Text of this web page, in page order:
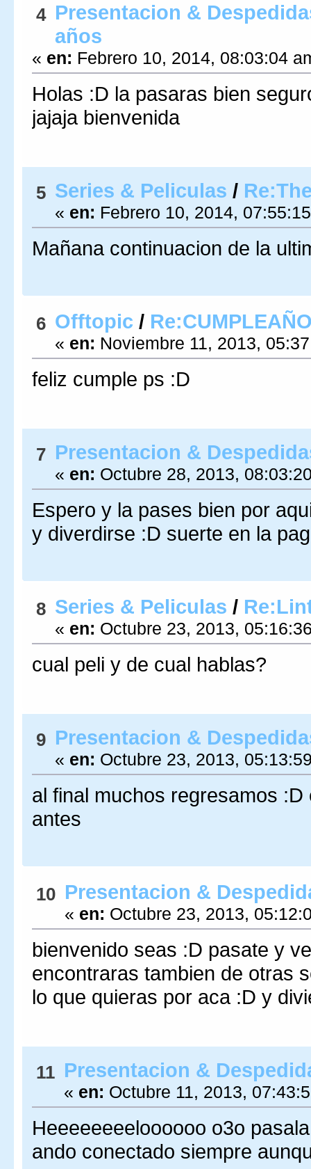
4 Presentacion &
años
« en: Febrero 10, 2014, 08:03:04
Holas :D la pasaras bien
jajaja bienvenida
5 Series & Peliculas /
« en: Febrero 10, 2014,
Mañana continuacion de la
6 Offtopic /
« en: Noviembre 11, 2013,
feliz cumple ps :D
7 Presentacion &
« en: Octubre 28, 2013,
Espero y la pases bien por
y diverdirse :D suerte en la
8 Series & Peliculas /
« en: Octubre 23, 2013,
cual peli y de cual hablas?
9 Presentacion &
« en: Octubre 23, 2013,
al final muchos regresamos
antes
10 Presentacion &
« en: Octubre 23, 2013,
bienvenido seas :D pasate y
encontraras tambien de otras
lo que quieras por aca :D y
11 Presentacion &
« en: Octubre 11, 2013,
Heeeeeeeeloooooo o3o
ando conectado siempre